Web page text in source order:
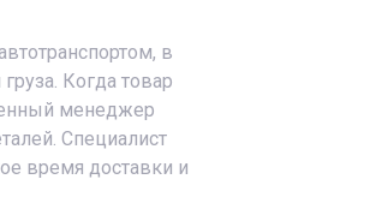
в
Когда товар
менеджер
Специалист
время доставки и